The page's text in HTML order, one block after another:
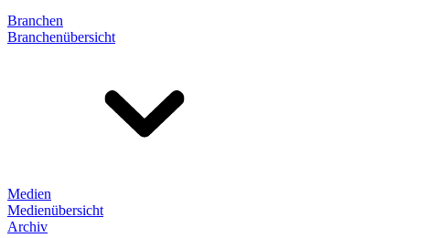
Branchen
Branchenübersicht
Medien
Medienübersicht
Archiv